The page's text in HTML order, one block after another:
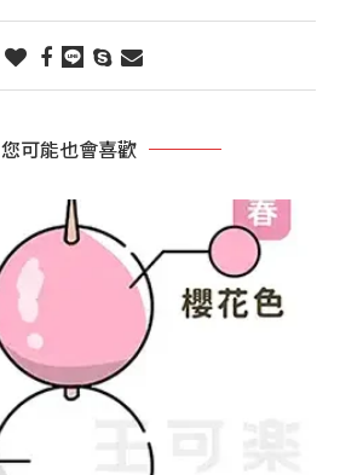
您可能也會喜歡